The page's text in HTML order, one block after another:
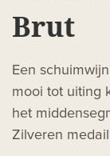
Brut
Een
mooi tot uiting
het
Zilveren